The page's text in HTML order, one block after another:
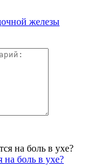
железы
на боль в ухе?